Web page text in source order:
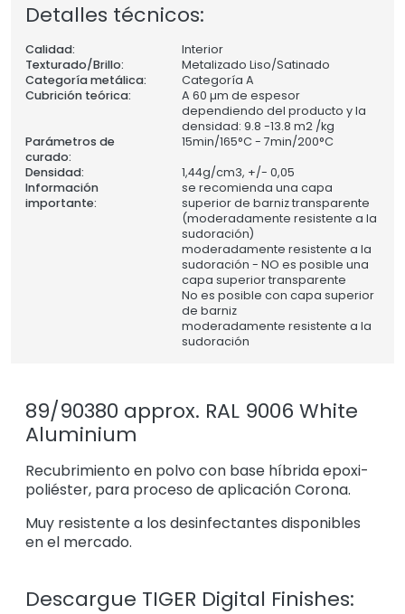
Detalles técnicos:
Calidad:
Interior
Texturado/Brillo:
Metalizado Liso/Satinado
Categoría metálica:
Categoría A
Cubrición teórica:
A 60 µm de espesor
dependiendo del producto y la
densidad: 9.8 -13.8 m2 /kg
Parámetros de
curado:
15min/165°C - 7min/200°C
Densidad:
1,44g/cm3, +/- 0,05
Información
importante:
se recomienda una capa
superior de barniz transparente
(moderadamente resistente a la
sudoración)
moderadamente resistente a la
sudoración - NO es posible una
capa superior transparente
No es posible con capa superior
de barniz
moderadamente resistente a la
sudoración
89/90380 approx. RAL 9006 White
Aluminium
Recubrimiento en polvo con base híbrida epoxi-
poliéster, para proceso de aplicación Corona.
Muy resistente a los desinfectantes disponibles
en el mercado.
Descargue TIGER Digital Finishes: